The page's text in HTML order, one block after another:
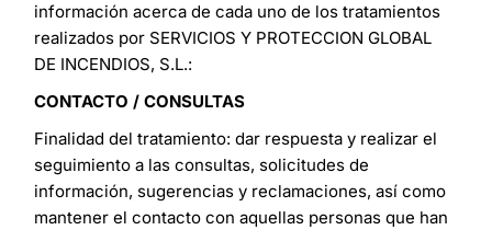
información acerca de cada uno de los tratamientos
realizados por SERVICIOS Y PROTECCION GLOBAL
DE INCENDIOS, S.L.:
CONTACTO / CONSULTAS
Finalidad del tratamiento: dar respuesta y realizar el
seguimiento a las consultas, solicitudes de
información, sugerencias y reclamaciones, así como
mantener el contacto con aquellas personas que han